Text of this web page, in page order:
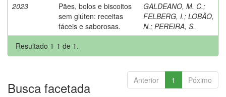
2023
Pães, bolos e biscoitos
sem glúten: receitas
fáceis e saborosas.
GALDEANO, M. C.;
FELBERG, I.; LOBÃO,
N.; PEREIRA, S.
Resultado 1-1 de 1.
Anterior 1 Póximo
Busca facetada